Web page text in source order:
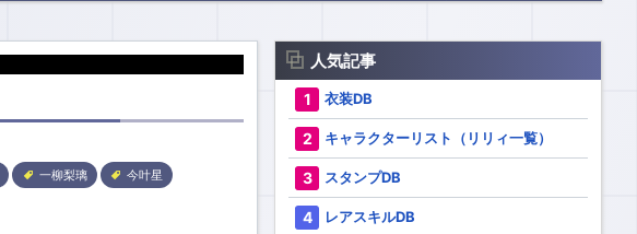
一柳梨璃 今叶星
人気記事
衣装DB
キャラクターリスト（リリィ一覧）
スタンプDB
レアスキルDB